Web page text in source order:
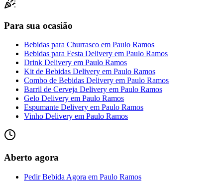
Para sua ocasião
Bebidas para Churrasco em Paulo Ramos
Bebidas para Festa Delivery em Paulo Ramos
Drink Delivery em Paulo Ramos
Kit de Bebidas Delivery em Paulo Ramos
Combo de Bebidas Delivery em Paulo Ramos
Barril de Cerveja Delivery em Paulo Ramos
Gelo Delivery em Paulo Ramos
Espumante Delivery em Paulo Ramos
Vinho Delivery em Paulo Ramos
Aberto agora
Pedir Bebida Agora em Paulo Ramos